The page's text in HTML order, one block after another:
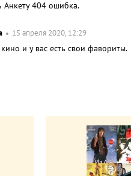
Анкету 404 ошибка.
15 апреля 2020, 12:29
и у вас есть свои фавориты.